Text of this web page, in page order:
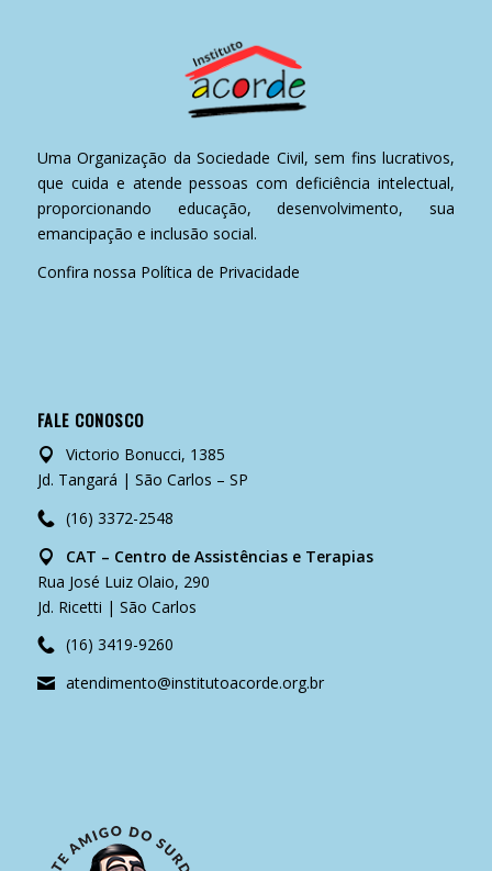
Uma Organização da Sociedade Civil, sem fins lucrativos,
que cuida e atende pessoas com deficiência intelectual,
proporcionando educação, desenvolvimento, sua
emancipação e inclusão social.
Confira nossa Política de Privacidade
FALE CONOSCO
Victorio Bonucci, 1385
Jd. Tangará | São Carlos – SP
(16) 3372-2548
CAT – Centro de Assistências e Terapias
Rua José Luiz Olaio, 290
Jd. Ricetti | São Carlos
(16) 3419-9260
atendimento@institutoacorde.org.br